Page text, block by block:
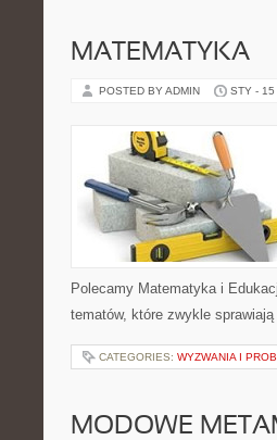
MATEMATYKA
POSTED BY ADMIN STY - 15
Polecamy Matematyka i
tematów, które zwykle
CATEGORIES: WYZWANIA I
MODOWE